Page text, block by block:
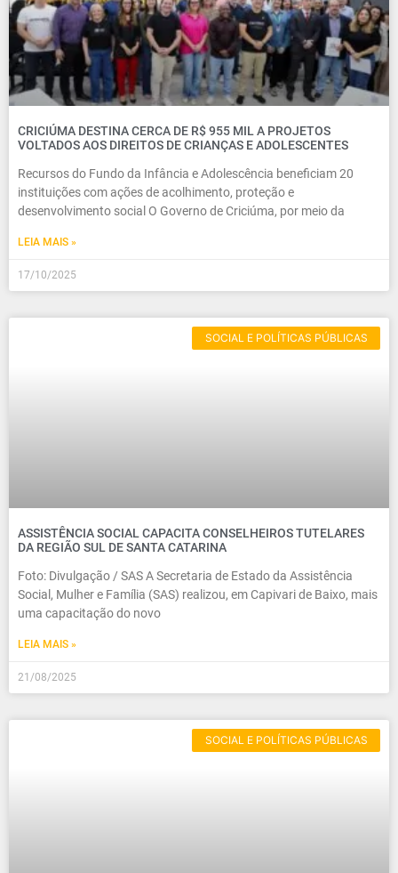
CRICIÚMA DESTINA CERCA DE R$ 955 MIL A PROJETOS
VOLTADOS AOS DIREITOS DE CRIANÇAS E ADOLESCENTES
Recursos do Fundo da Infância e Adolescência beneficiam 20
instituições com ações de acolhimento, proteção e
desenvolvimento social O Governo de Criciúma, por meio da
LEIA MAIS »
17/10/2025
SOCIAL E POLÍTICAS PÚBLICAS
ASSISTÊNCIA SOCIAL CAPACITA CONSELHEIROS TUTELARES
DA REGIÃO SUL DE SANTA CATARINA
Foto: Divulgação / SAS A Secretaria de Estado da Assistência
Social, Mulher e Família (SAS) realizou, em Capivari de Baixo, mais
uma capacitação do novo
LEIA MAIS »
21/08/2025
SOCIAL E POLÍTICAS PÚBLICAS